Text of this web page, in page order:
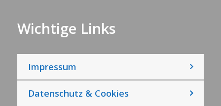
Wichtige Links
Impressum
Datenschutz & Cookies